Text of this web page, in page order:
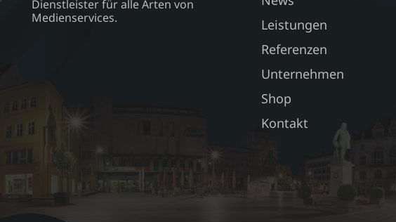
Dienstleister für alle Arten von
Medienservices.
Leistungen
Referenzen
Unternehmen
Shop
Kontakt